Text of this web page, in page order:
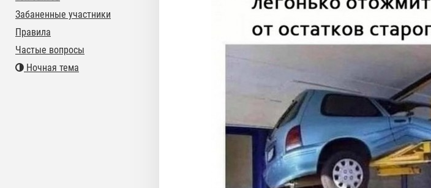
Забаненные участники
Правила
Частые вопросы
Ночная тема